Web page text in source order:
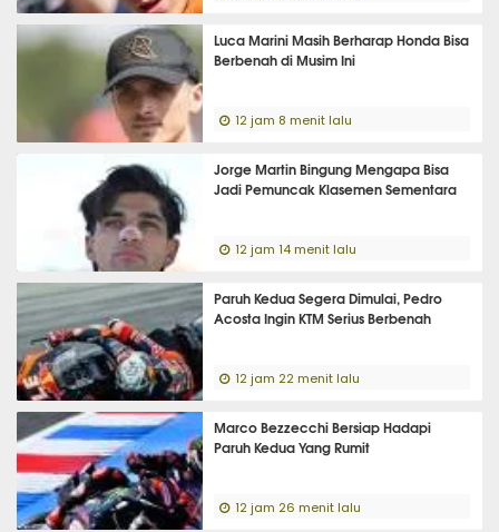
Luca Marini Masih Berharap Honda Bisa
Berbenah di Musim Ini
12 jam 8 menit lalu
Jorge Martin Bingung Mengapa Bisa
Jadi Pemuncak Klasemen Sementara
12 jam 14 menit lalu
Paruh Kedua Segera Dimulai, Pedro
Acosta Ingin KTM Serius Berbenah
12 jam 22 menit lalu
Marco Bezzecchi Bersiap Hadapi
Paruh Kedua Yang Rumit
12 jam 26 menit lalu